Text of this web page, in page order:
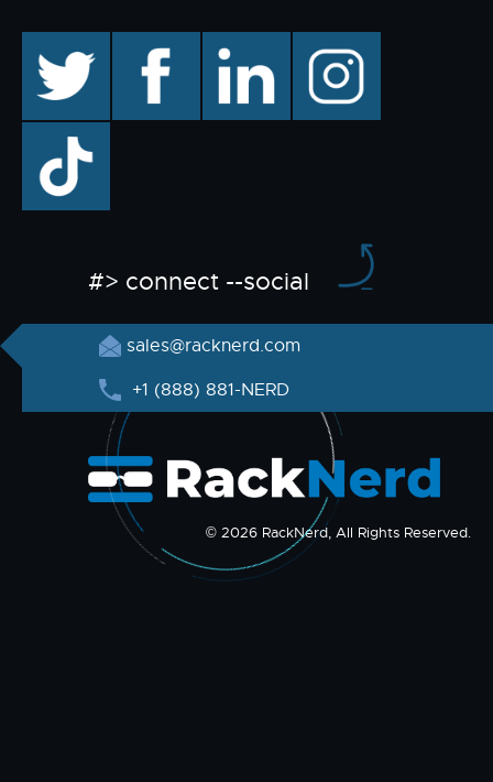
facebook linkedin
TikTok
#> connect --social
sales@racknerd.com
+1 (888) 881-NERD
© 2026 RackNerd, All Rights Reserved.